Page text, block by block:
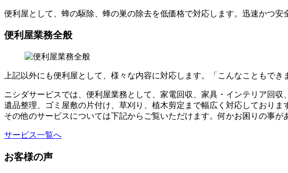
便利屋として、蜂の駆除、蜂の巣の除去を低価格で対応します。迅速かつ安
便利屋業務全般
上記以外にも便利屋として、様々な内容に対応します。「こんなこともで
ニシダサービスでは、便利屋業務として、家電回収、家具・インテリア回収
遺品整理、ゴミ屋敷の片付け、草刈り、植木剪定まで幅広く対応しておりま
その他のサービスについては下記からご覧いただけます。何かお困りの事
サービス一覧へ
お客様の声